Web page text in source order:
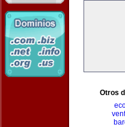
Otros